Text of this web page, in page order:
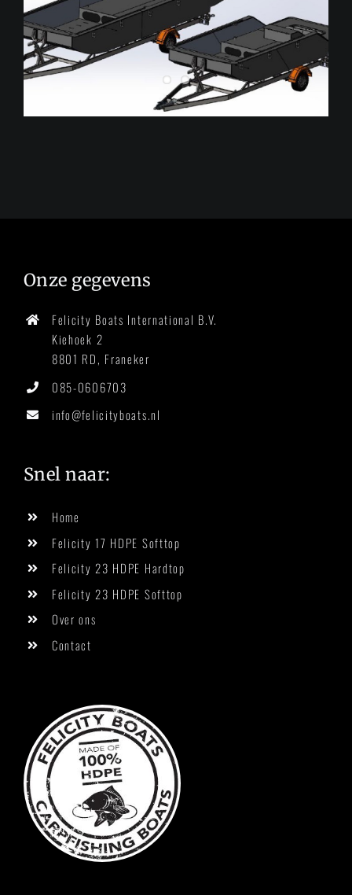
Onze gegevens
Felicity Boats International B.V.
Kiehoek 2
8801 RD, Franeker
085-0606703
info@felicityboats.nl
Snel naar:
Home
Felicity 17 HDPE Softtop
Felicity 23 HDPE Hardtop
Felicity 23 HDPE Softtop
Over ons
Contact